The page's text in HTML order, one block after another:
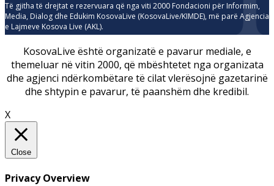
Të gjitha të drejtat e rezervuara që nga viti 2000 Fondacioni për Informim,
Media, Dialog dhe Edukim KosovaLive (KosovaLive/KIMDE), më parë Agjencia
e Lajmeve Kosova Live (AKL).
KosovaLive është organizatë e pavarur mediale, e
themeluar në vitin 2000, që mbështetet nga organizata
dhe agjenci ndërkombëtare të cilat vlerësojnë gazetarinë
dhe shtypin e pavarur, të paanshëm dhe kredibil.
X
Close
Privacy Overview